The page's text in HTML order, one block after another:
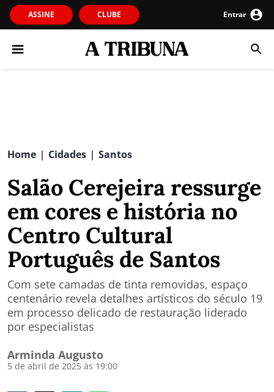
ASSINE CLUBE Entrar
Home | Cidades | Santos
Salão Cerejeira ressurge
em cores e história no
Centro Cultural
Português de Santos
Com sete camadas de tinta removidas, espaço
centenário revela detalhes artísticos do século 19
em processo delicado de restauração liderado
por especialistas
Arminda Augusto
5 de abril de 2025 às 19:00